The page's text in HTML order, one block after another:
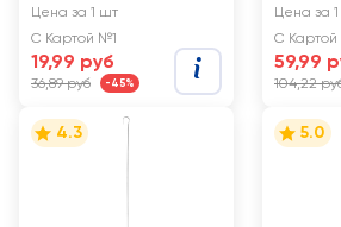
угловой, Арт.
182533
Цена за 1 шт
С Картой №1
19,99 руб
36,89 руб -45%
999718
Цена за
С Картой
59,99
104,22
4.3 5.0